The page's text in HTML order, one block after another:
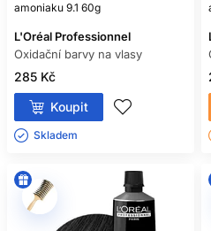
amoniaku 9.1 60g
L'Oréal Professionnel
Oxidační barvy na vlasy
285 Kč
Koupit
Skladem ㅤ